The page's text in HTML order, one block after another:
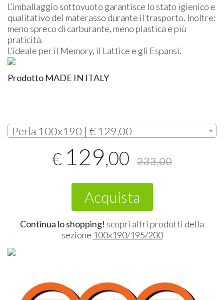
L’imballaggio sottovuoto garantisce lo stato igienico e
qualitativo del materasso durante il trasporto. Inoltre:
meno spreco di carburante, meno plastica e più
praticità.
L’ideale per il Memory, il Lattice e gli Espansi.
Prodotto MADE IN ITALY
Perla 100x190 | € 129,00
€ 129,00 233,00
Acquista
Continua lo shopping! scopri altri prodotti della
sezione 100x190/195/200